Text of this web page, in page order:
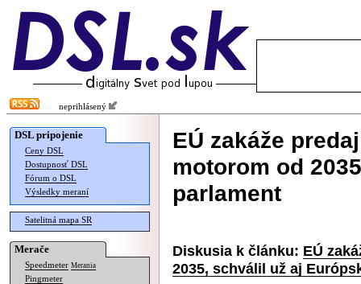
neprihlásený
DSL pripojenie
Ceny DSL
Dostupnosť DSL
Fórum o DSL
Výsledky meraní
Satelitná mapa SR
Merače
Speedmeter Merania
Pingmeter
EÚ zakáže
motorom od
parlament
Diskusia k článku: EÚ
2035, schválil už aj